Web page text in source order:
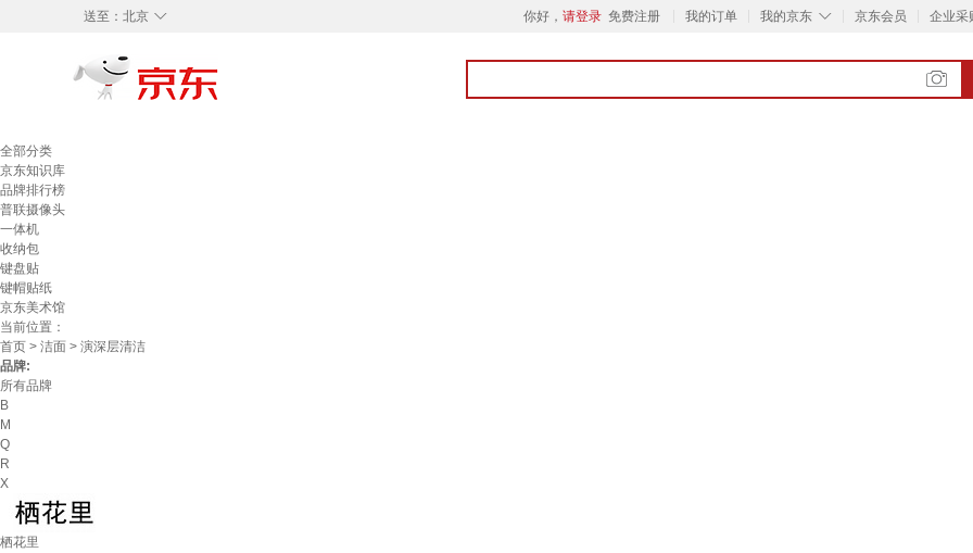
◇
送至： 北京 你好， 请登录 免费注册 我的订单 ◇
我的京东 京东会员 企业采
全部分类
京东知识库
品牌排行榜
普联摄像头
一体机
收纳包
键盘贴
键帽贴纸
京东美术馆
当前位置：
首页 > 洁面 > 演深层清洁
品牌:
所有品牌
B
M
Q
R
X
栖花里